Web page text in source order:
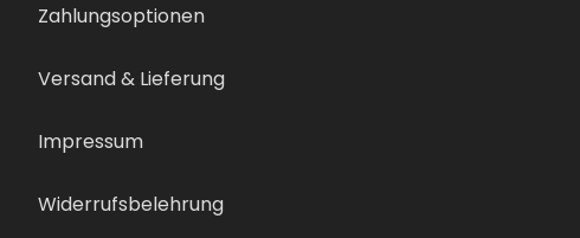
Zahlungsoptionen
Versand & Lieferung
Impressum
Widerrufsbelehrung